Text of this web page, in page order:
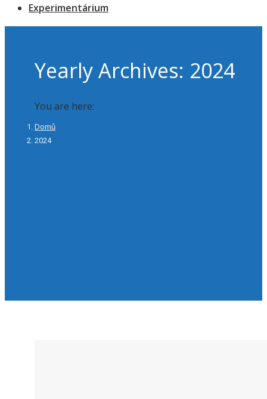
Experimentárium
Yearly Archives: 2024
You are here:
Domů
2024